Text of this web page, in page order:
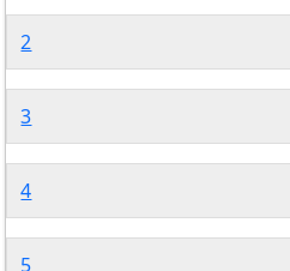
2
3
4
5